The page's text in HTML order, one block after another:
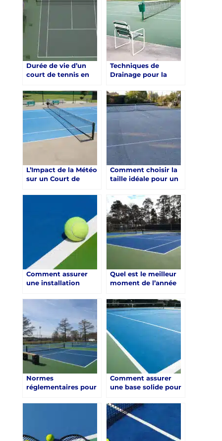
Construction d’un
court de tennis en
résine synthétique à
Saint-Raphaël ?
Durée de vie d’un
court de tennis en
Saint-Raphaël
Techniques de
Drainage pour la
Court de Tennis en
Résine Synthétique à
Saint-Raphaël
L’Impact de la Météo
sur un Court de
Synthétique à Saint-
Comment choisir la
taille idéale pour un
résine synthétique à
Saint-Raphaël ?
Comment assurer
une installation
d’un court de tennis
en résine synthétique
à Saint-Raphaël ?
Quel est le meilleur
moment de l’année
construction d’un
court de tennis en
résine synthétique à
Saint-Raphaël ?
Normes
réglementaires pour
court de tennis en
Comment assurer
une base solide pour
d’un court de tennis
en résine synthétique
à Saint-Raphaël ?